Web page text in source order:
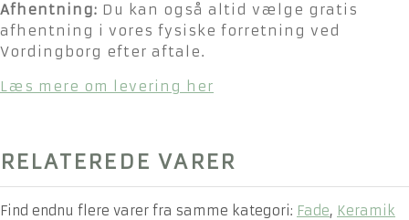
Afhentning: Du kan også altid vælge gratis
afhentning i vores fysiske forretning ved
Vordingborg efter aftale.
Læs mere om levering her
RELATEREDE VARER
Find endnu flere varer fra samme kategori: Fade, Keramik